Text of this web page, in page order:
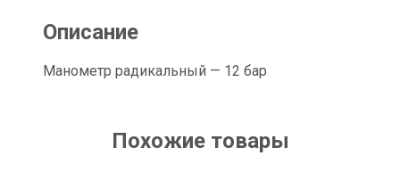
Описание
Манометр радикальный — 12 бар
Похожие товары